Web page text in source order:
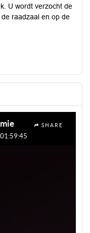
U wordt verzocht de
raadzaal en op de